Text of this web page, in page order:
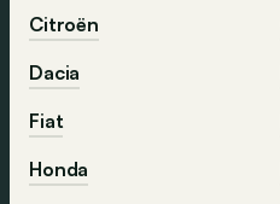
Citroën
Dacia
Fiat
Honda